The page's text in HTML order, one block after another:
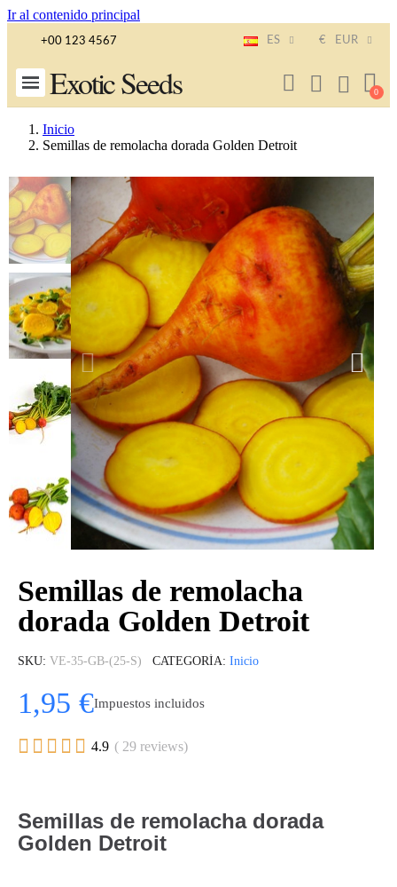
Ir al contenido principal
+00 123 4567 ES € EUR
Exotic Seeds
Inicio
Semillas de remolacha dorada Golden Detroit
Semillas de remolacha
dorada Golden Detroit
SKU VE-35-GB-(25-S) CATEGORÍA Inicio
1,95 €Impuestos incluidos
     4.9 ( 29 reviews)
Semillas de remolacha dorada
Golden Detroit